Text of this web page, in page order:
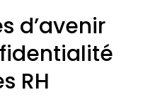
d’avenir
RH